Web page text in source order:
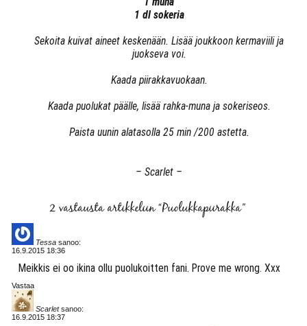
1 dl sokeria
Sekoita kuivat aineet keskenään. Lisää joukkoon kermaviili ja
juokseva voi.
Kaada piirakkavuokaan.
Kaada puolukat päälle, lisää rahka-muna ja sokeriseos.
Paista uunin alatasolla 25 min /200 astetta.
– Scarlet –
2 vastausta artikkeliin “Puolukkapiirakka”
Tessa sanoo:
16.9.2015 18:36
Meikkis ei oo ikina ollu puolukoitten fani. Prove me wrong. Xxx
Vastaa
Scarlet sanoo:
16.9.2015 18:37